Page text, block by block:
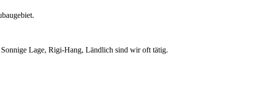
Lage, Rigi-Hang, Ländlich sind wir oft tätig.